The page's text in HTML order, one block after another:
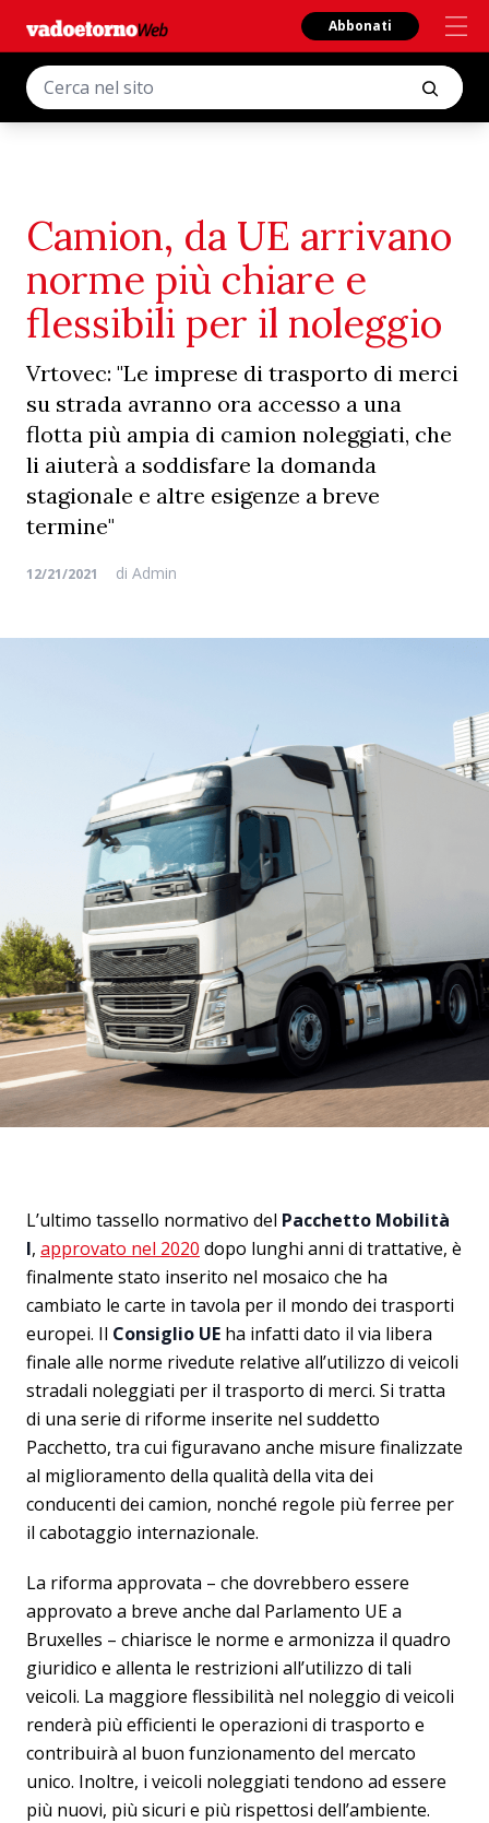
Abbonati
Camion, da UE arrivano
norme più chiare e
flessibili per il noleggio
Vrtovec: "Le imprese di trasporto di merci
su strada avranno ora accesso a una
flotta più ampia di camion noleggiati, che
li aiuterà a soddisfare la domanda
stagionale e altre esigenze a breve
termine"
12/21/2021 di Admin
L’ultimo tassello normativo del Pacchetto Mobilità
I, approvato nel 2020 dopo lunghi anni di trattative, è
finalmente stato inserito nel mosaico che ha
cambiato le carte in tavola per il mondo dei trasporti
europei. Il Consiglio UE ha infatti dato il via libera
finale alle norme rivedute relative all’utilizzo di veicoli
stradali noleggiati per il trasporto di merci. Si tratta
di una serie di riforme inserite nel suddetto
Pacchetto, tra cui figuravano anche misure finalizzate
al miglioramento della qualità della vita dei
conducenti dei camion, nonché regole più ferree per
il cabotaggio internazionale.
La riforma approvata – che dovrebbero essere
approvato a breve anche dal Parlamento UE a
Bruxelles – chiarisce le norme e armonizza il quadro
giuridico e allenta le restrizioni all’utilizzo di tali
veicoli. La maggiore flessibilità nel noleggio di veicoli
renderà più efficienti le operazioni di trasporto e
contribuirà al buon funzionamento del mercato
unico. Inoltre, i veicoli noleggiati tendono ad essere
più nuovi, più sicuri e più rispettosi dell’ambiente.